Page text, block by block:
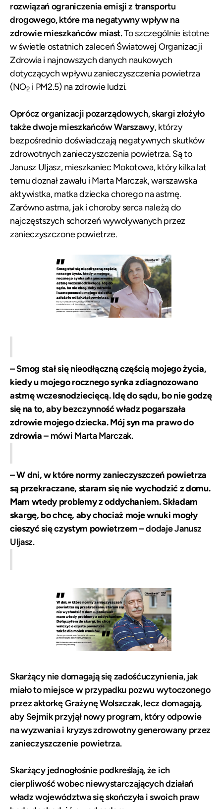
rozwiązań ograniczenia emisji z transportu
drogowego, które ma negatywny wpływ na
zdrowie mieszkańców miast.To szczególnie istotne
w świetle ostatnich zaleceń Światowej Organizacji
Zdrowia i najnowszych danych naukowych
dotyczących wpływu zanieczyszczenia powietrza
(NO2 i PM2.5) na zdrowie ludzi.
Oprócz organizacji pozarządowych, skargi złożyło
także dwoje mieszkańców Warszawy, którzy
bezpośrednio doświadczają negatywnych skutków
zdrowotnych zanieczyszczenia powietrza. Są to
Janusz Uljasz, mieszkaniec Mokotowa, który kilka lat
temu doznał zawału i Marta Marczak, warszawska
aktywistka, matka dziecka chorego na astmę.
Zarówno astma, jak i choroby serca należą do
najczęstszych schorzeń wywoływanych przez
zanieczyszczone powietrze.
– Smog stał się nieodłączną częścią mojego życia,
kiedy u mojego rocznego synka zdiagnozowano
astmę wczesnodziecięcą. Idę do sądu, bo nie godzę
się na to, aby bezczynność władz pogarszała
zdrowie mojego dziecka. Mój syn ma prawo do
zdrowia – mówi Marta Marczak.
– W dni, w które normy zanieczyszczeń powietrza
są przekraczane, staram się nie wychodzić z domu.
Mam wtedy problemy z oddychaniem. Składam
skargę, bo chcę, aby chociaż moje wnuki mogły
cieszyć się czystym powietrzem –dodaje Janusz
Uljasz.
Skarżący nie domagają się zadośćuczynienia, jak
miało to miejsce w przypadku pozwu wytoczonego
przez aktorkę Grażynę Wolszczak, lecz domagają,
aby Sejmik przyjął nowy program, który odpowie
na wyzwania i kryzys zdrowotny generowany przez
zanieczyszczenie powietrza.
Skarżący jednogłośnie podkreślają, że ich
cierpliwość wobec niewystarczających działań
władz województwa się skończyła i swoich praw